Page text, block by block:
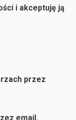
i akceptuję ją
przez
email.